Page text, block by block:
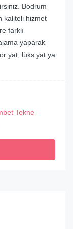
Bodrum
kaliteli hizmet
farklı
yaparak
yat, lüks yat ya
Tekne